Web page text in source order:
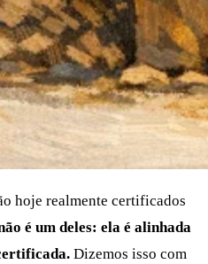
hoje realmente certificados
é um deles: ela é alinhada
Dizemos isso com